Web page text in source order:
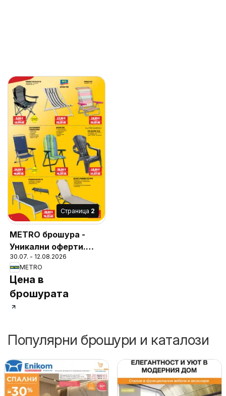
Cтраница 2
METRO брошура -
Уникални оферти.
Финални бройки
30.07. - 12.08.2026
METRO
Цена в
брошурата
Популярни брошури и каталози